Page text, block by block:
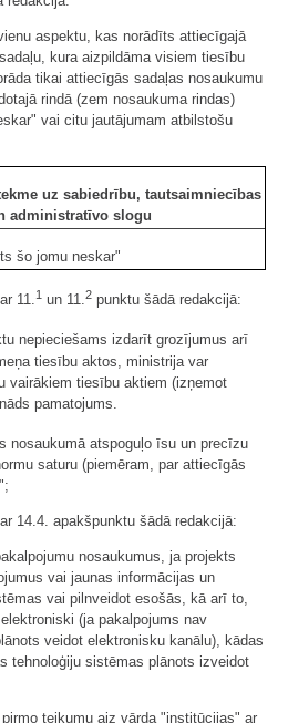
aspektu, kas norādīts attiecīgajā
kura aizpildāma visiem tiesību
tikai attiecīgās sadaļas nosaukumu
rindā (zem nosaukuma rindas)
vai citu jautājumam atbilstošu
uz sabiedrību, tautsaimniecības
administratīvo slogu
šo jomu neskar"
11.1 un 11.2 punktu šādā redakcijā:
nepieciešams izdarīt grozījumus arī
tiesību aktos, ministrija var
vairākiem tiesību aktiem (izņemot
pamatojums.
nosaukumā atspoguļo īsu un precīzu
saturu (piemēram, par attiecīgās
14.4. apakšpunktu šādā redakcijā:
nosaukumus, ja projekts
vai jaunas informācijas un
vai pilnveidot esošās, kā arī to,
(ja pakalpojums nav
veidot elektronisku kanālu), kādas
tehnoloģiju sistēmas plānots izveidot
teikumu aiz vārda "institūcijas" ar